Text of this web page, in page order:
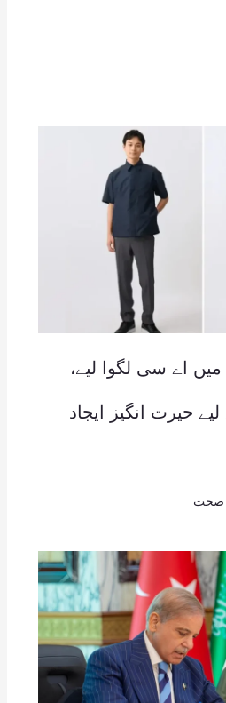
میں اے سی لگوا لیے،
حیرت انگیز ایجاد
صحت